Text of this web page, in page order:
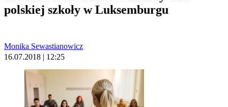
polskiej szkoły w Luksemburgu
Monika Sewastianowicz
16.07.2018 | 12:25